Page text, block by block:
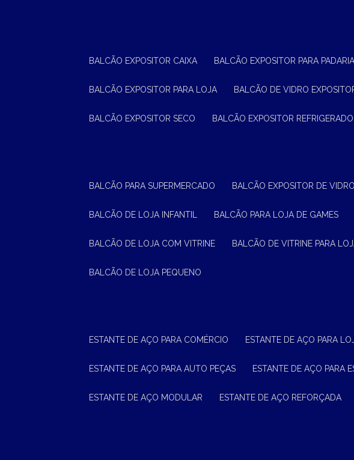
BALCÃO EXPOSITOR CAIXA BALCÃO EXPOSITOR PARA PADARIA
BALCÃO EXPOSITOR PARA LOJA BALCÃO DE VIDRO
BALCÃO EXPOSITOR SECO BALCÃO EXPOSITOR REFRIGERADO
BALCÃO PARA SUPERMERCADO BALCÃO EXPOSITOR DE
BALCÃO DE LOJA INFANTIL BALCÃO PARA LOJA DE GAMES
BALCÃO DE LOJA COM VITRINE BALCÃO DE VITRINE PARA
BALCÃO DE LOJA PEQUENO
ESTANTE DE AÇO PARA COMÉRCIO ESTANTE DE AÇO PARA
ESTANTE DE AÇO PARA AUTO PEÇAS ESTANTE DE AÇO PARA
ESTANTE DE AÇO MODULAR ESTANTE DE AÇO REFORÇADA